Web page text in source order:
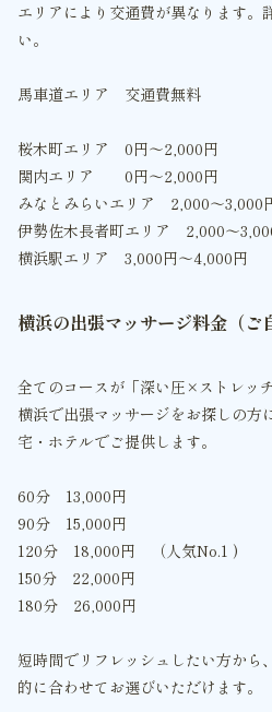
エリアにより交通費が異なります。
い。
馬車道エリア 交通費無料
桜木町エリア 0円〜2,000円
関内エリア 0円〜2,000円
みなとみらいエリア 2,000〜3,000
伊勢佐木長者町エリア 2,000〜
横浜駅エリア 3,000円〜4,000円
横浜の出張マッサージ料金（ご
全てのコースが「深い圧×ストレッ
横浜で出張マッサージをお探しの方
宅・ホテルでご提供します。
60分 13,000円
90分 15,000円
120分 18,000円 （人気No.1 )
150分 22,000円
180分 26,000円
短時間でリフレッシュしたい方から
的に合わせてお選びいただけます。